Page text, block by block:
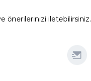
önerilerinizi iletebilirsiniz.